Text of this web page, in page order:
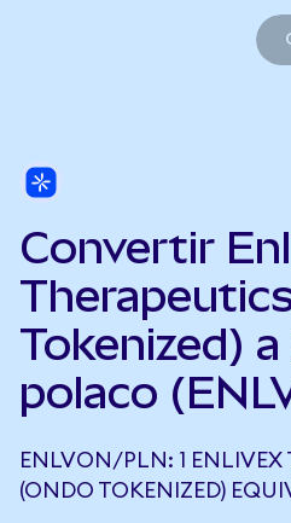
Convertir
Tokenized)
polaco
ENLVON/PLN: 1 ENLIVEX
(ONDO TOKENIZED)